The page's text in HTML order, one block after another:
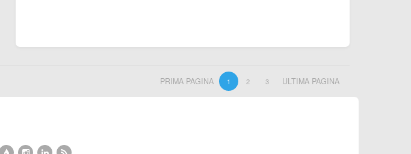
PRIMA PAGINA 1 2 3 ULTIMA PAGINA